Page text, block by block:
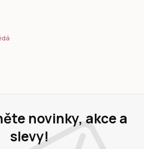
novinky, akce a
slevy!